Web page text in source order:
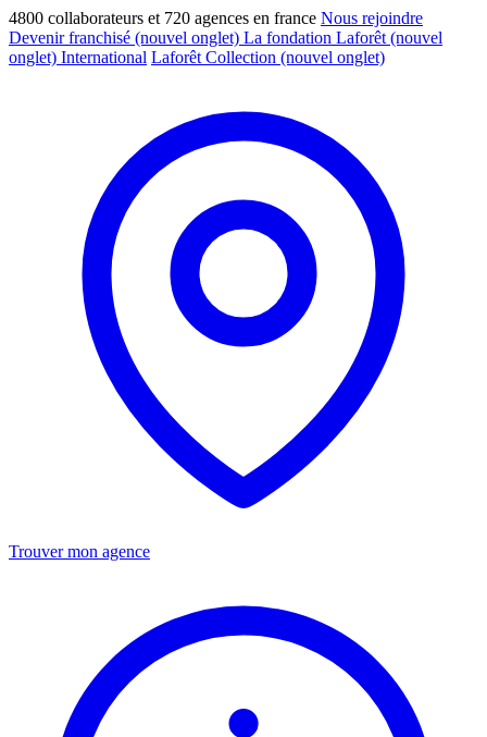
4800 collaborateurs et 720 agences en france Nous rejoindre
Devenir franchisé (nouvel onglet) La fondation Laforêt (nouvel
onglet) International Laforêt Collection (nouvel onglet)
Trouver mon agence